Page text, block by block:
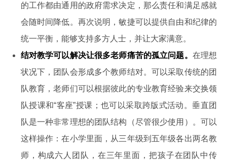
的工作都由通用的政府需求决定，那么责任和满足感就
会随时间降低。再次说明，敏捷可以提供自由和纪律的
统一平衡，能够支持多方人士，并让大家满意。
结对教学可以解决让很多老师痛苦的孤立问题。 在理想
状况下，团队会形成多个教师结对。可以采取传统的团
队教育，老师们可以根据彼此的专业教育经验来交换领
队授课和“客座”授课；也可以采取跨版式活动。垂直团
队是一种非常理想的团队结构（尽管很少使用）。可以
这样操作：在小学里面，从三年级到五年级各出两名教
师，构成六人团队，在三年里面，把孩子在团队中传